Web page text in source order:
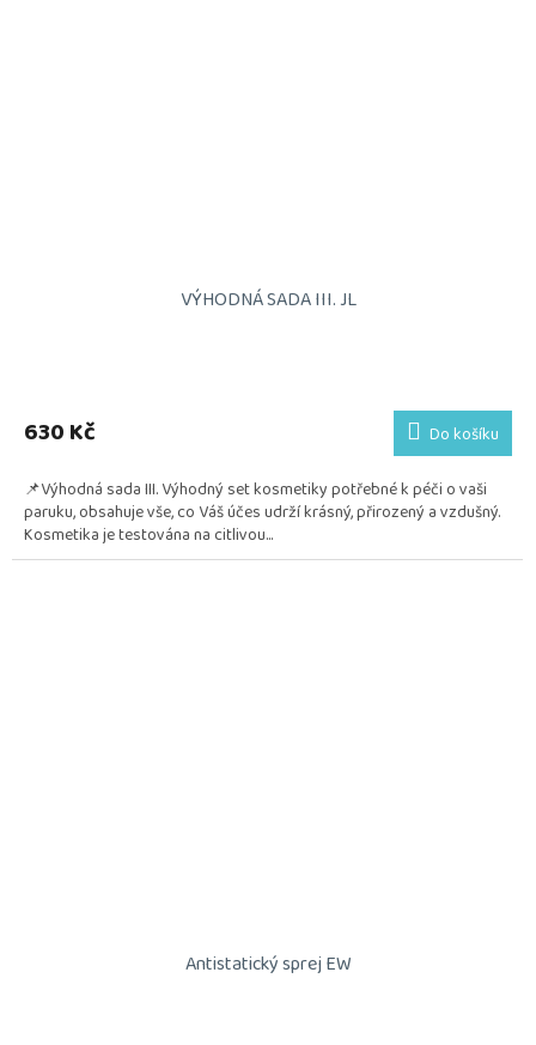
VÝHODNÁ SADA III. JL
produktu
je
z
5
hvězdiček.
630 Kč Do košíku
📌Výhodná sada III. Výhodný set kosmetiky potřebné k péči o vaši
paruku, obsahuje vše, co Váš účes udrží krásný, přirozený a vzdušný.
Kosmetika je testována na citlivou...
Antistatický sprej EW